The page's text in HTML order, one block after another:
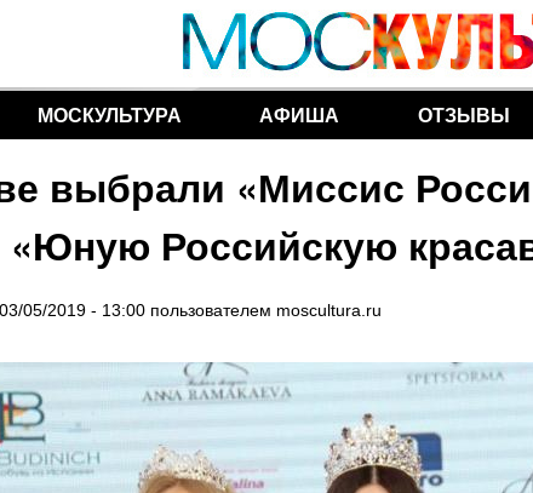
Перейти
МОСКУЛЬТУРА АФИША ОТЗЫВЫ
выбрали «Миссис
«Юную Российскую
03/05/2019 - 13:00 пользователем moscultura.ru